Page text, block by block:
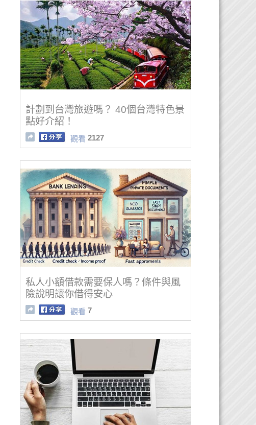
計劃到台灣旅遊嗎？ 40個台灣特色景
點好介紹！
觀看 2127
私人小額借款需要保人嗎？條件與風
險說明讓你借得安心
觀看 7